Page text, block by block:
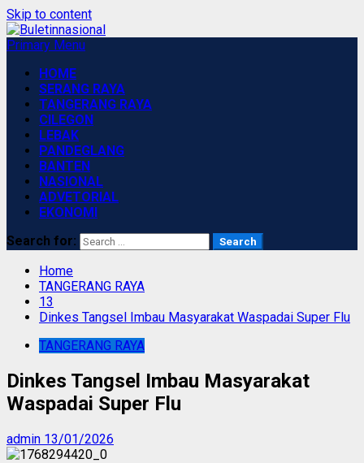
Skip to content
Primary Menu
HOME
SERANG RAYA
TANGERANG RAYA
CILEGON
LEBAK
PANDEGLANG
BANTEN
NASIONAL
ADVETORIAL
EKONOMI
Search for:
Home
TANGERANG RAYA
13
Dinkes Tangsel Imbau Masyarakat Waspadai Super Flu
TANGERANG RAYA
Dinkes Tangsel Imbau Masyarakat
Waspadai Super Flu
admin 13/01/2026